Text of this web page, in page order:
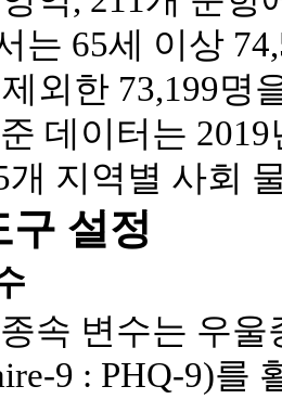
는 65세 이상
외한 73,199명
데이터는
개 지역별 사회
구 설정
속 변수는 우울
9 : PHQ-9)를